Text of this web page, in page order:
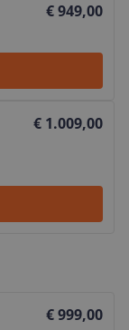
€ 949,00
€ 1.009,00
€ 999,00